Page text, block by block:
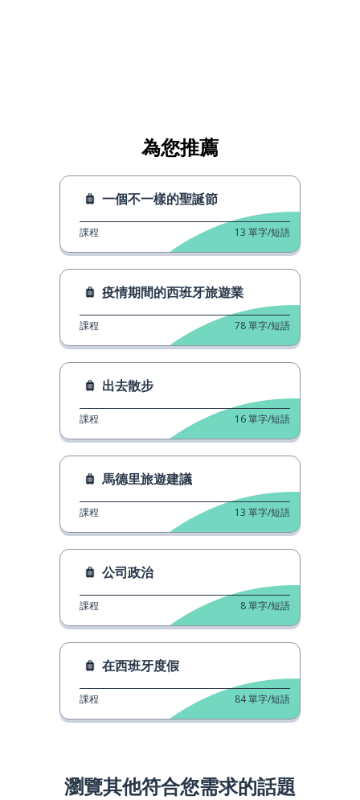
為您推薦
一個不一樣的聖誕節
課程 13 單字/短語
疫情期間的西班牙旅遊業
課程 78單字/短語
出去散步
課程 16單字/短語
馬德里旅遊建議
課程 13 單字/短語
公司政治
課程 8單字/短語
在西班牙度假
課程 84單字/短語
瀏覽其他符合您需求的話題